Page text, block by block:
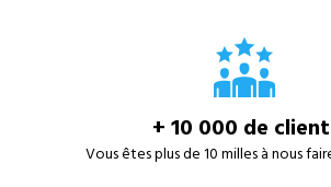
+ 10 000 de
Vous êtes plus de 10 milles à nous